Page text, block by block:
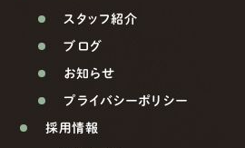
スタッフ紹介
ブログ
お知らせ
プライバシーポリシー
採用情報